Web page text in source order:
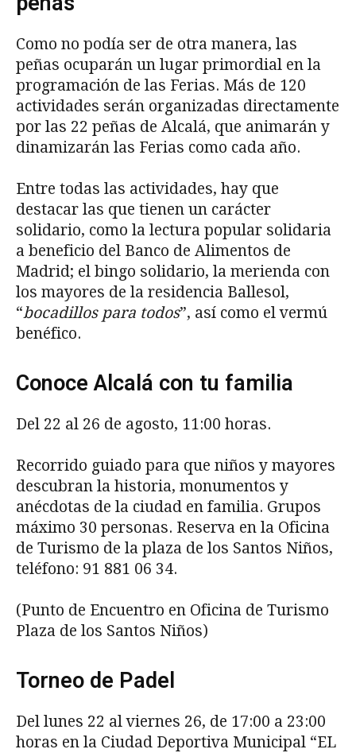
Como no podía ser de otra manera, las
peñas ocuparán un lugar primordial en la
programación de las Ferias. Más de 120
actividades serán organizadas directamente
por las 22 peñas de Alcalá, que animarán y
dinamizarán las Ferias como cada año.
Entre todas las actividades, hay que
destacar las que tienen un carácter
solidario, como la lectura popular solidaria
a beneficio del Banco de Alimentos de
Madrid; el bingo solidario, la merienda con
los mayores de la residencia Ballesol,
“bocadillos para todos”, así como el vermú
benéfico.
Conoce Alcalá con tu familia
Del 22 al 26 de agosto, 11:00 horas.
Recorrido guiado para que niños y mayores
descubran la historia, monumentos y
anécdotas de la ciudad en familia. Grupos
máximo 30 personas. Reserva en la Oficina
de Turismo de la plaza de los Santos Niños,
teléfono: 91 881 06 34.
(Punto de Encuentro en Oficina de Turismo
Plaza de los Santos Niños)
Torneo de Padel
Del lunes 22 al viernes 26, de 17:00 a 23:00
horas en la Ciudad Deportiva Municipal “EL